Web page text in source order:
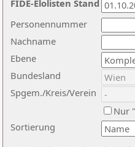
Nachname
Ebene
Sortierung
Personennummer
Bundesland
Spgem./Kreis/Verein
Nur
FIDE-Elolisten Stand